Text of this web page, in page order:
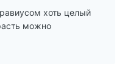
хоть целый
можно